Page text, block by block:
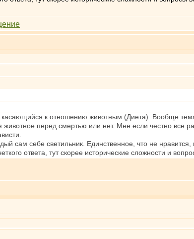
касающийся к отношению животным (Диета). Вообще
перед смертью или нет. Мне если честно все
себе светильник. Единственное, что не нравится,
ответа, тут скорее исторические сложности и